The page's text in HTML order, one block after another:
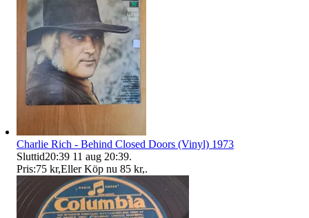
Charlie Rich - Behind Closed Doors (Vinyl) 1973
Sluttid20:39 11 aug 20:39.
Pris:75 kr,Eller Köp nu 85 kr,.